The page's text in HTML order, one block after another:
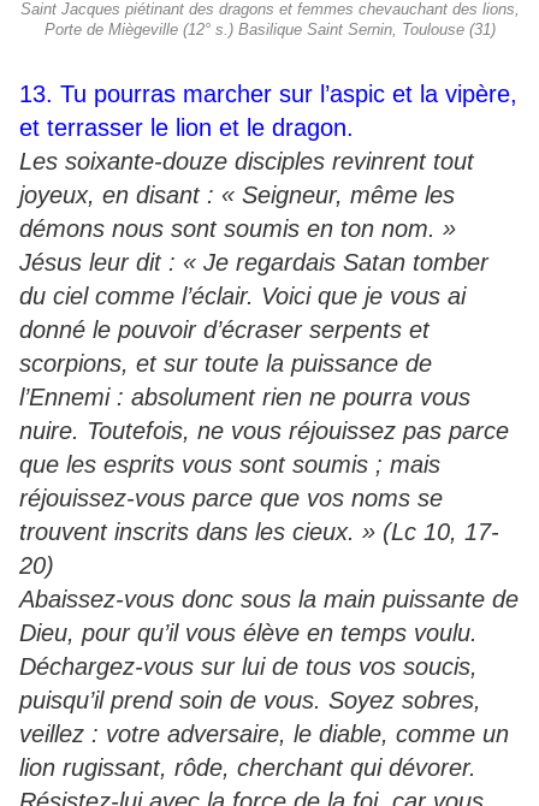
Saint Jacques piétinant des dragons et femmes chevauchant des lions,
Porte de Miègeville (12° s.) Basilique Saint Sernin, Toulouse (31)
13. Tu pourras marcher sur l’aspic et la vipère,
et terrasser le lion et le dragon.
Les soixante-douze disciples revinrent tout
joyeux, en disant : « Seigneur, même les
démons nous sont soumis en ton nom. »
Jésus leur dit : « Je regardais Satan tomber
du ciel comme l’éclair. Voici que je vous ai
donné le pouvoir d’écraser serpents et
scorpions, et sur toute la puissance de
l’Ennemi : absolument rien ne pourra vous
nuire. Toutefois, ne vous réjouissez pas parce
que les esprits vous sont soumis ; mais
réjouissez-vous parce que vos noms se
trouvent inscrits dans les cieux. » (Lc 10, 17-
20)
Abaissez-vous donc sous la main puissante de
Dieu, pour qu’il vous élève en temps voulu.
Déchargez-vous sur lui de tous vos soucis,
puisqu’il prend soin de vous. Soyez sobres,
veillez : votre adversaire, le diable, comme un
lion rugissant, rôde, cherchant qui dévorer.